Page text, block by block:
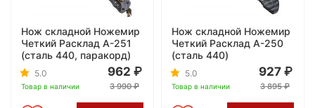
Нож складной Ножемир
Четкий Расклад A-251
(сталь 440, паракорд)
5.0
Товар в наличии
962
3 990
Нож складной Ножемир
Четкий Расклад A-250
(сталь 440)
5.0
Товар в наличии
927
3 895